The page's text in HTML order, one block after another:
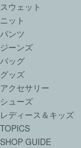
スウェット
ニット
パンツ
ジーンズ
バッグ
グッズ
アクセサリー
シューズ
レディース＆キッズ
TOPICS
SHOP GUIDE